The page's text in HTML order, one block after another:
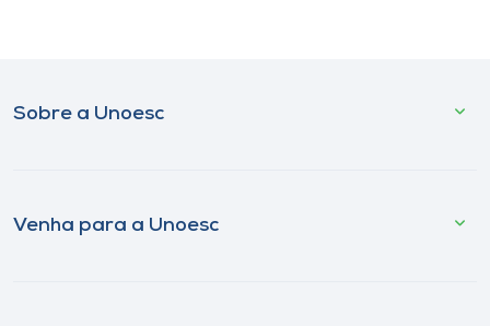
Sobre a Unoesc
Venha para a Unoesc